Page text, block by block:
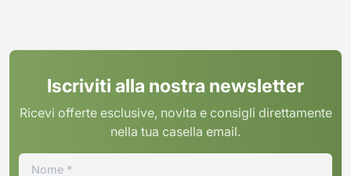
Iscriviti alla nostra newsletter
Ricevi offerte esclusive, novita e consigli direttamente
nella tua casella email.